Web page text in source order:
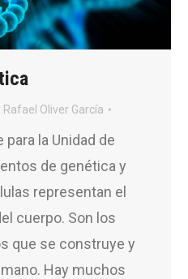
Rafael Oliver García
la Unidad de
de genética y
representan el
cuerpo. Son los
que se construye y
Hay muchos